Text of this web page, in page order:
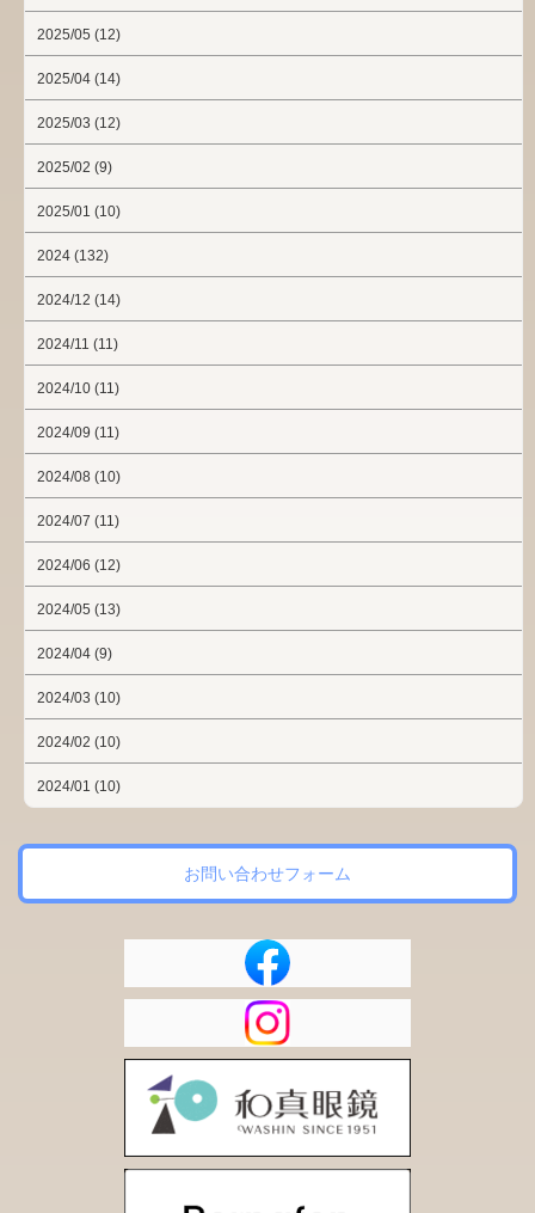
2025/05 (12)
2025/04 (14)
2025/03 (12)
2025/02 (9)
2025/01 (10)
2024 (132)
2024/12 (14)
2024/11 (11)
2024/10 (11)
2024/09 (11)
2024/08 (10)
2024/07 (11)
2024/06 (12)
2024/05 (13)
2024/04 (9)
2024/03 (10)
2024/02 (10)
2024/01 (10)
お問い合わせフォーム